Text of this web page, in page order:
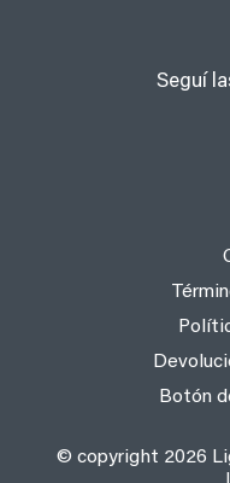
Seguí
© copyright 2026
Botón